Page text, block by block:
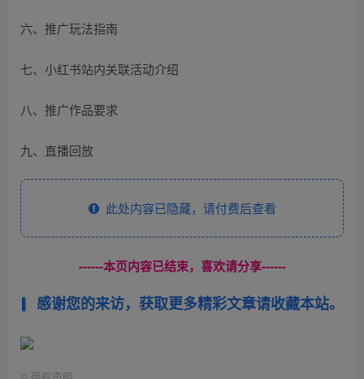
六、推广玩法指南
七、小红书站内关联活动介绍
八、推广作品要求
九、直播回放
此处内容已隐藏，请付费后查看
------本页内容已结束，喜欢请分享------
感谢您的来访，获取更多精彩文章请收藏本站。